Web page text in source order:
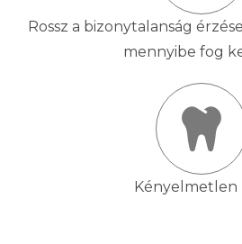
Rossz a bizonytalanság
mennyibe fog
Kényelmetlen